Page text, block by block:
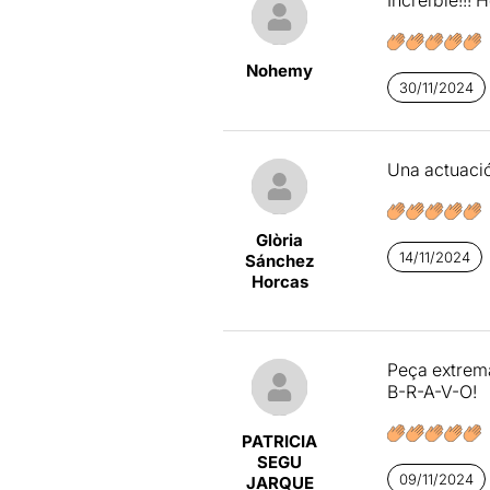
arranque,
tensión.
Es una obra
que
poco negro,
Detrás de
sin
Tomasa
y
dentro de
personajes.
Nohemy
30/11/2024
Glòria
Sánchez
Horcas
Una
14/11/2024
PATRICIA
SEGU
JARQUE
Peça
B-R-A-V-O!
09/11/2024